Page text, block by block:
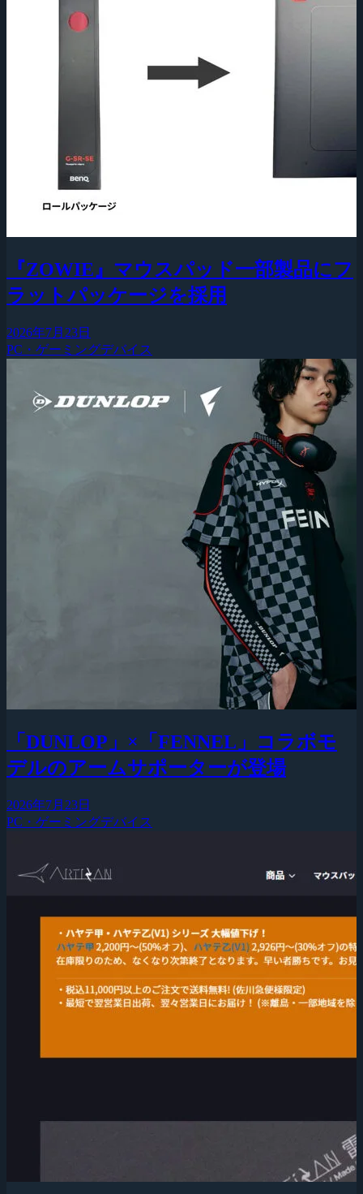
『ZOWIE』マウスパッド一部製品にフ
ラットパッケージを採用
2026年7月23日
PC・ゲーミングデバイス
「DUNLOP」×「FENNEL」コラボモ
デルのアームサポーターが登場
2026年7月23日
PC・ゲーミングデバイス